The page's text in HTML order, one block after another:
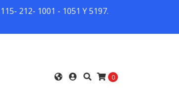
212- 1001 - 1051 Y 5197.
0